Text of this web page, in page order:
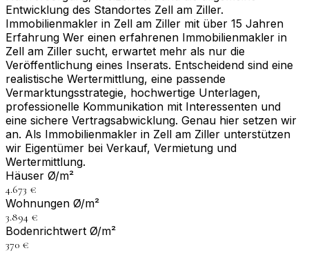
Entwicklung des Standortes Zell am Ziller.
Immobilienmakler in Zell am Ziller mit über 15 Jahren
Erfahrung Wer einen erfahrenen Immobilienmakler in
Zell am Ziller sucht, erwartet mehr als nur die
Veröffentlichung eines Inserats. Entscheidend sind eine
realistische Wertermittlung, eine passende
Vermarktungsstrategie, hochwertige Unterlagen,
professionelle Kommunikation mit Interessenten und
eine sichere Vertragsabwicklung. Genau hier setzen wir
an. Als Immobilienmakler in Zell am Ziller unterstützen
wir Eigentümer bei Verkauf, Vermietung und
Wertermittlung.
Häuser Ø/m²
4.673 €
Wohnungen Ø/m²
3.894 €
Bodenrichtwert Ø/m²
370 €